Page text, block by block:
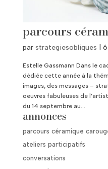
parcours
par strategiesobliques
Estelle Gassmann Dans le
dédiée cette année à la
images, des messages –
oeuvres fabuleuses de
du 14 septembre au...
annonces
parcours céramique
ateliers participatifs
conversations